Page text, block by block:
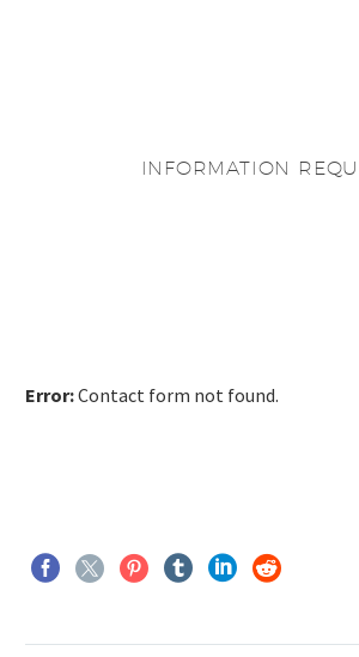
INFORMATION
Error:Contact form not found.